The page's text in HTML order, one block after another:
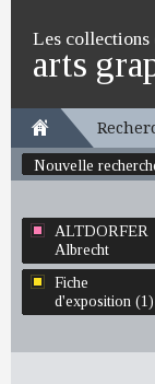
Les collections
arts
Nouvelle
ALTDORFER
Albrecht
Fiche
d'exposition (1)